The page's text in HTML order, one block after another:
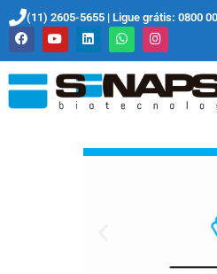
(11) 2605-5655 | Ligue grátis: 0800